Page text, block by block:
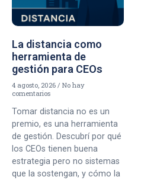
La distancia como
herramienta de
gestión para CEOs
4 agosto, 2026
No hay
comentarios
Tomar distancia no es un
premio, es una herramienta
de gestión. Descubrí por qué
los CEOs tienen buena
estrategia pero no sistemas
que la sostengan, y cómo la